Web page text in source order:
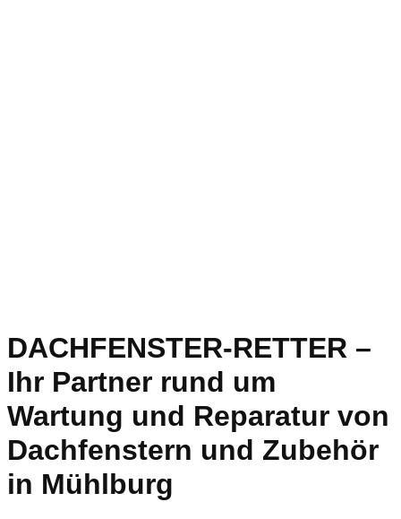
DACHFENSTER-RETTER –
Ihr Partner rund um
Wartung und Reparatur von
Dachfenstern und Zubehör
in Mühlburg